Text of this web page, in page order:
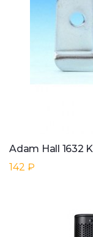
Adam Hall 1632
142 ₽